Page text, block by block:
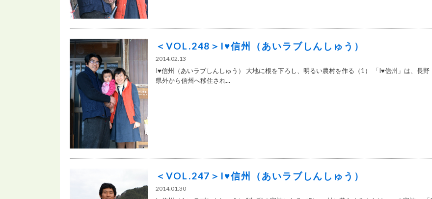
＜VOL.248＞I♥信州（あいラブしんしゅう）
2014.02.13
I♥信州（あいラブしんしゅう） 大地に根を下ろし、明るい農村を作る（1） 「I♥信州」は、長野
県外から信州へ移住され...
＜VOL.247＞I♥信州（あいラブしんしゅう）
2014.01.30